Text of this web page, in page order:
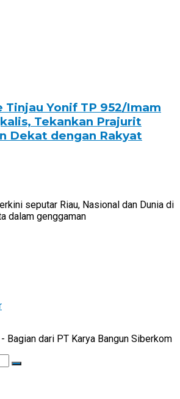
Tinjau Yonif TP 952/Imam
Tekankan Prajurit
Dekat dengan Rakyat
seputar Riau, Nasional dan Dunia di
dalam genggaman
- Bagian dari PT Karya Bangun Siberkom